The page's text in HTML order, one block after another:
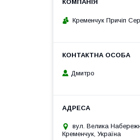
Кременчук Причіп
Дмитро
вул. Велика
Кременчук, Україна